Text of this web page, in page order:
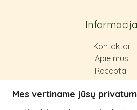
Mes vertiname jūsų
Informacija
Kontaktai
Apie mus
Receptai
Privatumo